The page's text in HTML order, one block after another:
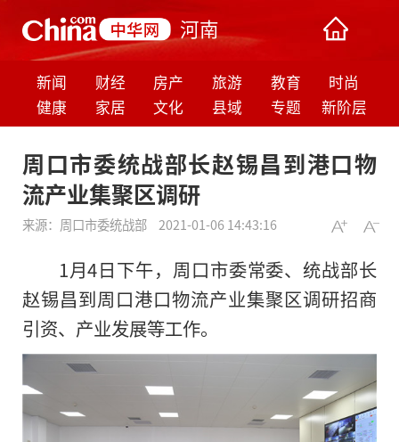
河南
新闻 财经 房产 旅游 教育
时尚
健康
家居 文化 县域 专题 新阶层
周口市委统战部长赵锡昌到港口物
流产业集聚区调研
来源： 周口市委统战部 2021-01-06 14:43:16
1月4日下午，周口市委常委、统战部长
赵锡昌到周口港口物流产业集聚区调研招商
引资、产业发展等工作。